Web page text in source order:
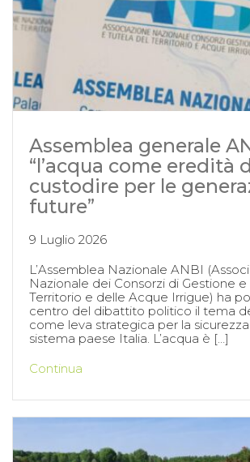
Assemblea generale
“l’acqua come eredità
custodire per le
future”
9 Luglio 2026
L’Assemblea Nazionale ANBI
Nazionale dei Consorzi di Gestione
Territorio e delle Acque Irrigue) ha
centro del dibattito politico il tema
come leva strategica per la
sistema paese Italia. L’acqua è […]
Continua